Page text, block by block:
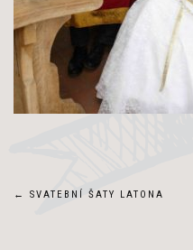
Navigace
← SVATEBNÍ ŠATY LATONA